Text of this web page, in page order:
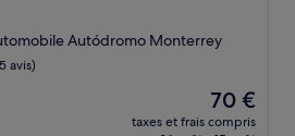
Autódromo Monterrey
avis)
Le
nouveau
70 €
taxes et frais compris